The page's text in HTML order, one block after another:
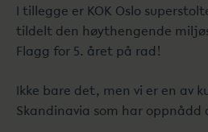
I tillegge er KOK Oslo
tildelt den høythengende
Flagg for 5. året på rad!
Ikke bare det, men vi er en av
Skandinavia som har oppnådd